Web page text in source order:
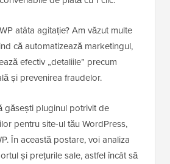
atâta agitație? Am văzut multe
că automatizează marketingul,
efectiv „detaliile” precum
și prevenirea fraudelor.
găsești pluginul potrivit de
pentru site-ul tău WordPress,
În această postare, voi analiza
și prețurile sale, astfel încât să